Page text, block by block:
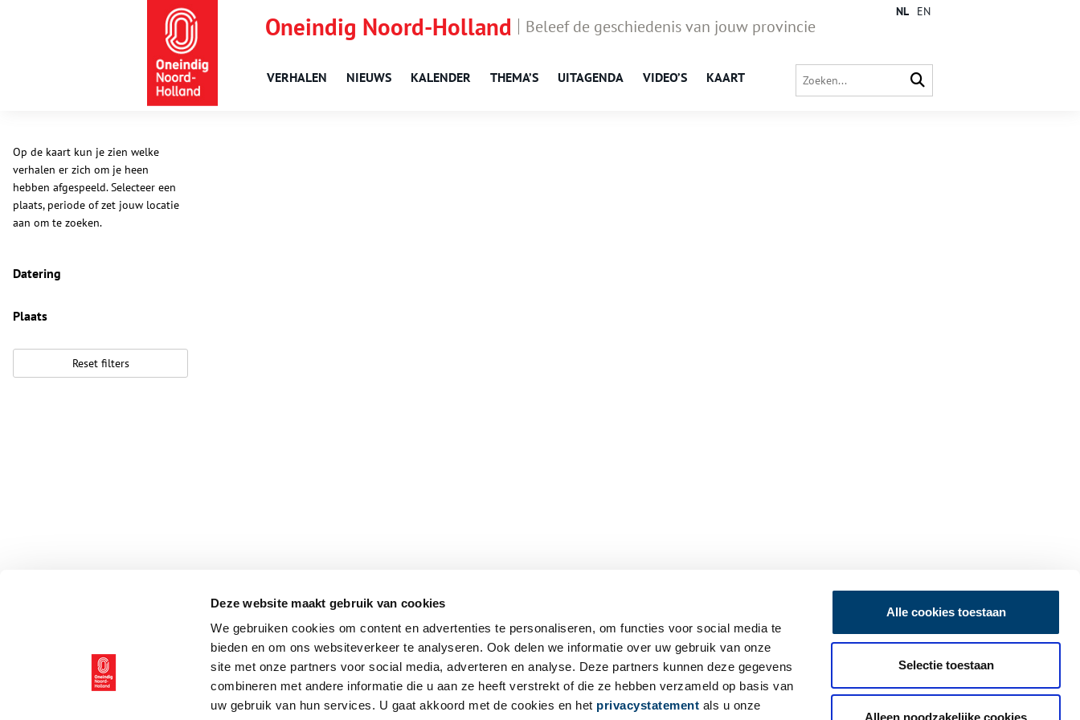
Deze website maakt gebruik van cookies
We gebruiken cookies om content en advertenties te personaliseren, om functies voor social media te
bieden en om ons websiteverkeer te analyseren. Ook delen we informatie over uw gebruik van onze
site met onze partners voor social media, adverteren en analyse. Deze partners kunnen deze gegevens
combineren met andere informatie die u aan ze heeft verstrekt of die ze hebben verzameld op basis van
uw gebruik van hun services. U gaat akkoord met de cookies en het privacystatement als u onze
Alle cookies toestaan
Selectie toestaan
Alleen noodzakelijke cookies
Oneindig Noord-Holland Beleef de geschiedenis van jouw provincie
VERHALEN NIEUWS KALENDER THEMA’S UITAGENDA VIDEO’S KAART
NL EN
Op de kaart kun je zien welke
verhalen er zich om je heen
hebben afgespeeld. Selecteer een
plaats, periode of zet jouw locatie
aan om te zoeken.
Datering
Plaats
Reset filters